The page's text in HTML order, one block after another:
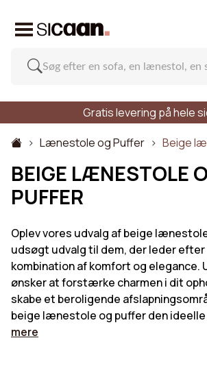
Gratis levering på hele
Lænestole og Puffer
Beige
BEIGE LÆNESTOLE
PUFFER
Oplev vores udvalg af beige
udsøgt udvalg til dem, der leder
kombination af komfort og elegance.
ønsker at forstærke charmen i dit
skabe et beroligende
beige lænestole og puffer den ideelle
mere